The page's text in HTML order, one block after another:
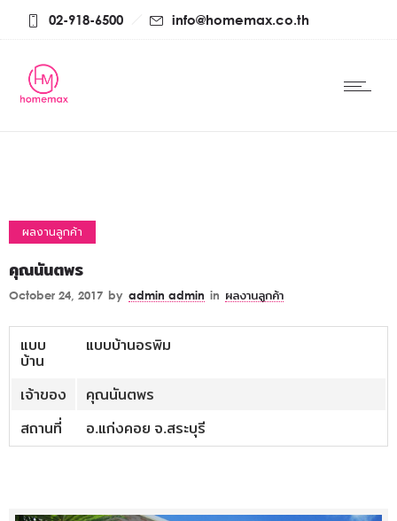
02-918-6500 info@homemax.co.th
ผลงานลูกค้า
คุณนันตพร
October 24, 2017 by admin admin in ผลงานลูกค้า
แบบ
บ้าน
แบบบ้านอรพิม
เจ้าของ
คุณนันตพร
สถานที่
อ.แก่งคอย จ.สระบุรี